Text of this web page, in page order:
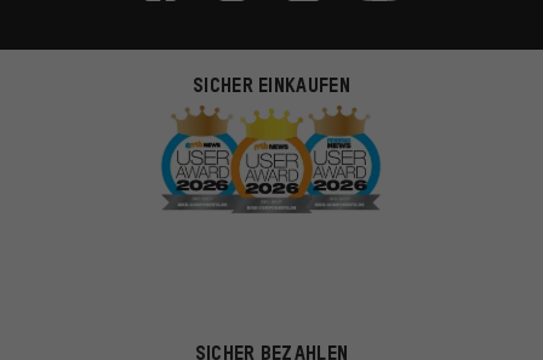
SICHER EINKAUFEN
SICHER BEZAHLEN